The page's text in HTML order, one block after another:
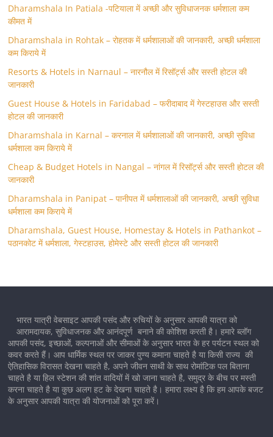
Dharamshala In Patiala -पटियाला में अच्छी और सुविधाजनक धर्मशाला कम
कीमत में
Dharamshala in Rohtak – रोहतक में धर्मशालाओं की जानकारी, अच्छी धर्मशाला
कम किराये में
Resorts & Hotels in Narnaul – नारनौल में रिसॉर्ट्स और सस्ती होटल की
जानकारी
Guest House & Hotels in Faridabad – फरीदाबाद में गेस्टहाउस और सस्ती
होटल की जानकारी
Dharamshala in Karnal – करनाल में धर्मशालाओं की जानकारी, अच्छी सुविधा
धर्मशाला कम किराये में
Cheap & Budget Hotels in Nangal – नांगल में रिसॉर्ट्स और सस्ती होटल की
जानकारी
Dharamshala in Panipat – पानीपत में धर्मशालाओं की जानकारी, अच्छी सुविधा
धर्मशाला कम किराये में
Dharamshala, Guest House, Homestay & Hotels in Pathankot –
पठानकोट में धर्मशाला, गेस्टहाउस, होमेस्टे और सस्ती होटल की जानकारी
भारत यात्री वेबसाइट आपकी पसंद और रुचियों के अनुसार आपकी यात्रा को
आरामदायक, सुविधाजनक और आनंदपूर्ण बनाने की कोशिश करती है। हमारे ब्लॉग
आपकी पसंद, इच्छाओं, कल्पनाओं और सीमाओं के अनुसार भारत के हर पर्यटन स्थल को
कवर करते हैं। आप धार्मिक स्थल पर जाकर पुण्य कमाना चाहते है या किसी राज्य की
ऐतिहासिक विरासत देखना चाहते है, अपने जीवन साथी के साथ रोमांटिक पल बिताना
चाहते है या हिल स्टेशन की शांत वादियों में खो जाना चाहते है, समुद्र के बीच पर मस्ती
करना चाहते है या कुछ अलग हट के देखना चाहते है। हमारा लक्ष्य है कि हम आपके बजट
के अनुसार आपकी यात्रा की योजनाओं को पूरा करें।